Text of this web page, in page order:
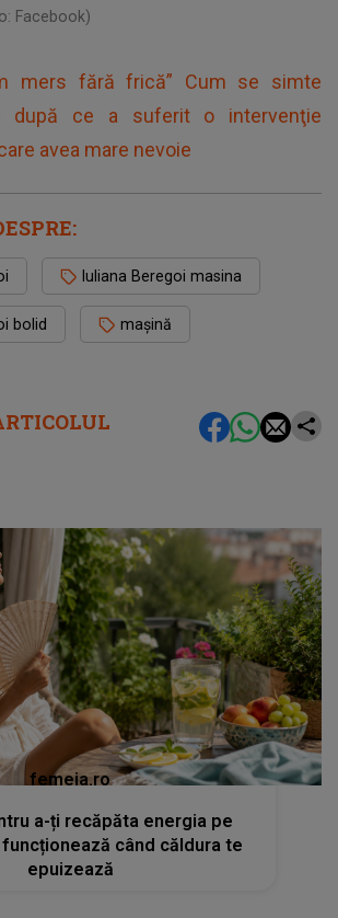
Facebook)
mers fără frică” Cum se simte
după ce a suferit o intervenţie
avea mare nevoie
Iuliana Beregoi masina
bolid mașină
femeia.ro
a-ți recăpăta energia pe
funcționează când căldura te
epuizează